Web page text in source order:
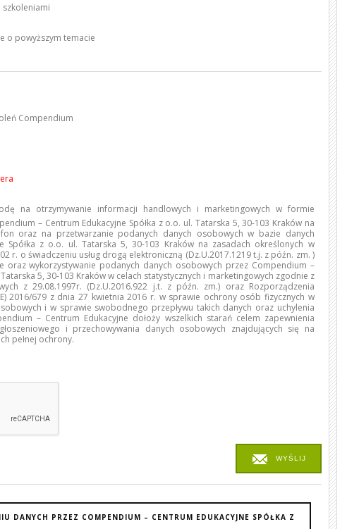
szkoleniami
o powyższym temacie
Compendium
na otrzymywanie informacji handlowych i marketingowych w formie
– Centrum Edukacyjne Spółka z o.o. ul. Tatarska 5, 30-103 Kraków na
oraz na przetwarzanie podanych danych osobowych w bazie danych
Spółka z o.o. ul. Tatarska 5, 30-103 Kraków na zasadach określonych w
r. o świadczeniu usług drogą elektroniczną (Dz.U.2017.1219 t.j. z późn. zm. )
oraz wykorzystywanie podanych danych osobowych przez Compendium –
5, 30-103 Kraków w celach statystycznych i marketingowych zgodnie z
z 29.08.1997r. (Dz.U.2016.922 j.t. z późn. zm.) oraz Rozporządzenia
2016/679 z dnia 27 kwietnia 2016 r. w sprawie ochrony osób fizycznych w
i w sprawie swobodnego przepływu takich danych oraz uchylenia
– Centrum Edukacyjne dołoży wszelkich starań celem zapewnienia
i przechowywania danych osobowych znajdujących się na
pełnej ochrony.
WYŚLIJ
DANYCH PRZEZ COMPENDIUM – CENTRUM EDUKACYJNE SPÓŁKA Z